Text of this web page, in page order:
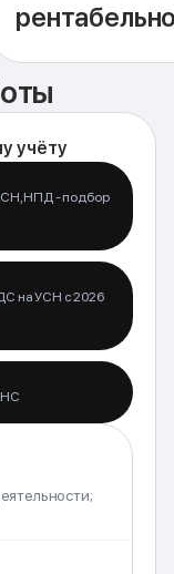
учёту
НПД - подбор
на УСН с 2026